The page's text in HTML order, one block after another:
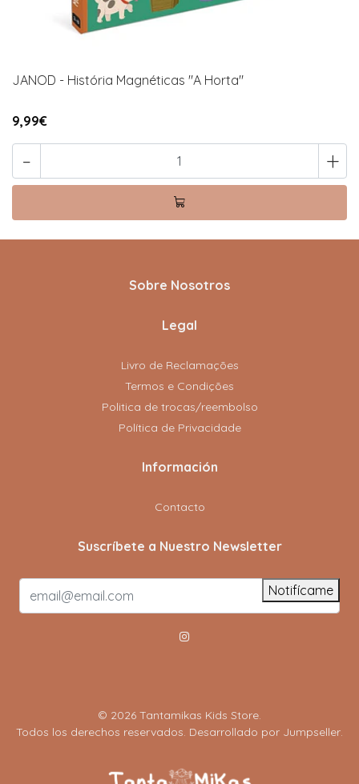
JANOD - História Magnéticas "A Horta"
9,99€
- +
Sobre Nosotros
Legal
Livro de Reclamações
Termos e Condições
Politica de trocas/reembolso
Política de Privacidade
Información
Contacto
Suscríbete a Nuestro Newsletter
Notifícame
© 2026 Tantamikas Kids Store.
Todos los derechos reservados. Desarrollado por Jumpseller.